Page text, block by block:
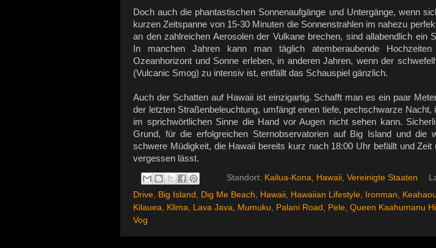
Doch auch die phantastischen Sonnenaufgänge und Untergänge, wenn
kurzen Zeitspanne von 15-30 Minuten die Sonnenstrahlen im nahezu
an den zahlreichen Aerosolen der Vulkane brechen, sind allabendlich ein
In manchen Jahren kann man täglich atemberaubende Hochzeiten
Ozeanhorizont und Sonne erleben, in anderen Jahren, wenn der
(Vulcanic Smog) zu intensiv ist, entfällt das Schauspiel gänzlich.
Auch der Schatten auf Hawaii ist einzigartig. Schafft man es ein paar
der letzten Straßenbeleuchtung, umfängt einen tiefe, pechschwarze Nacht,
im sprichwörtlichen Sinne die Hand vor Augen nicht sehen kann.
Grund, für die erfolgreichen Sternobservatorien auf Big Island und die
schwere Müdigkeit, die Hawaii bereits kurz nach 18:00 Uhr befällt und Zeit
vergessen lässt.
Standort: Kailua-Kona, Hawaii, Vereinigte Staaten
Drive, Big Island , Dig Me Beach, Hawaii, Hawaiian Lifestyle, Ironman, Keahaou
Kilauea, Klima, Lava Java, Mumuku, Palani Road , Pele, Queen Kaahumanu
Vog